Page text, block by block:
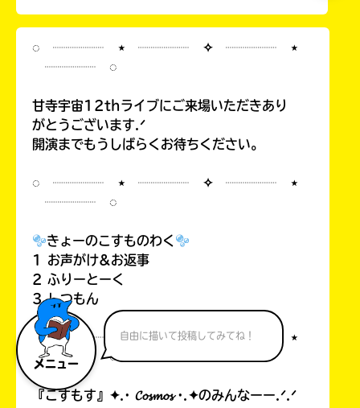
メニュー
自由に描いて投稿してみてね！
◌ ┈┈┈┈ ⋆ ┈┈┈┈ ✧ ┈┈┈┈ ⋆
┈┈┈┈ ◌
甘寺宇宙12thライブにご来場いただきあり
がとうございます.ᐟ
開演までもうしばらくお待ちください。
◌ ┈┈┈┈ ⋆ ┈┈┈┈ ✧ ┈┈┈┈ ⋆
┈┈┈┈ ◌
きょーのこすものわく
1 お声がけ&お返事
2 ふりーとーく
3 しつもん
◌ ┈┈┈┈ ⋆ ┈┈┈┈ ✧ ┈┈┈┈ ⋆
┈┈┈┈ ◌
『こすもす』✦.· 𝓒𝓸𝓼𝓶𝓸𝓼 ·.✦のみんなーー.ᐟ.ᐟ